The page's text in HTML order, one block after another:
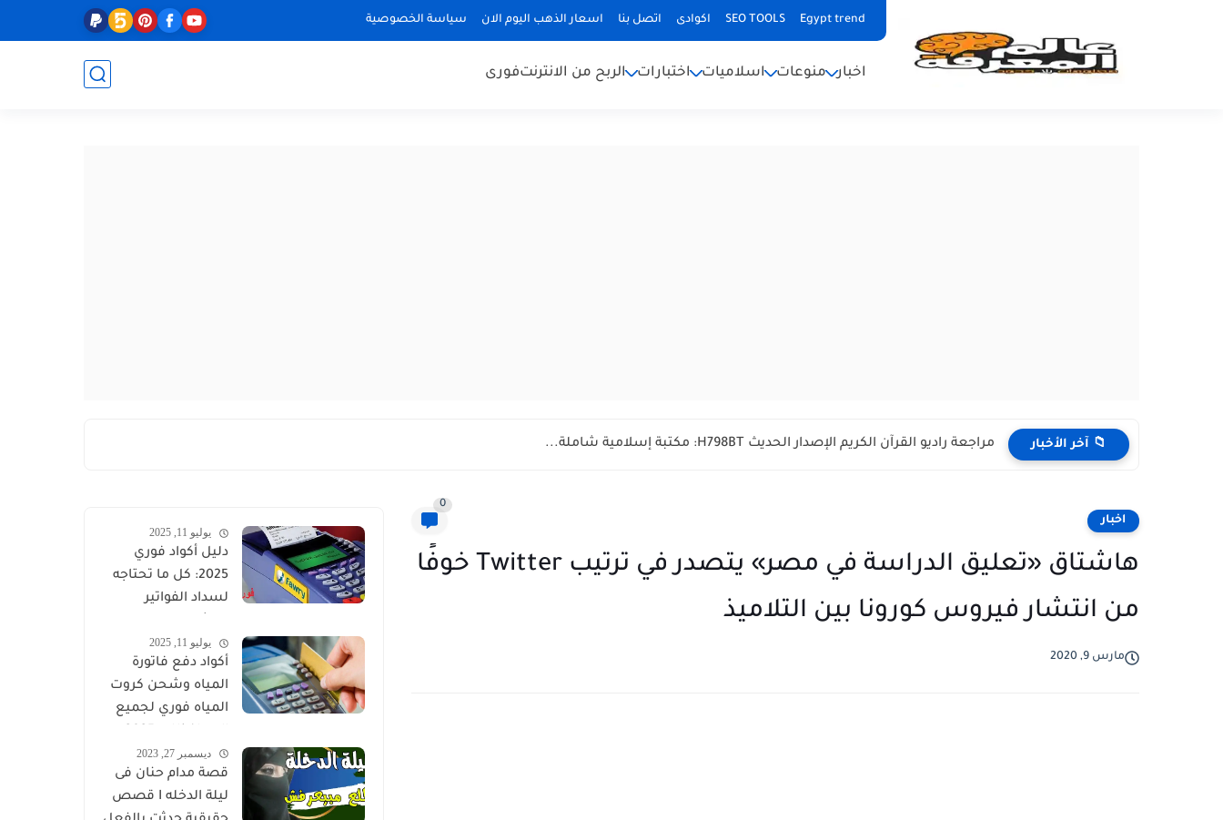
Egypt trend
SEO TOOLS اكوادى اتصل بنا اسعار الذهب اليوم الان سياسة الخصوصية
اخبار منوعات اسلاميات اختبارات الربح من الانترنتفورى
📁 آخر الأخبار مراجعة راديو القرآن الكريم الإصدار الحديث H798BT: مكتبة إسلامية شاملة...
اخبار
0
هاشتاق «تعليق الدراسة في مصر» يتصدر في ترتيب Twitter خوفًا
من انتشار فيروس كورونا بين التلاميذ
مارس 9, 2020
يوليو 11, 2025
دليل أكواد فوري
2025: كل ما تحتاجه
لسداد الفواتير
في مصر
يوليو 11, 2025
أكواد دفع فاتورة
المياه وشحن كروت
المياه فوري لجميع
ديسمبر 27, 2023
قصة مدام حنان فى
ليلة الدخله I قصص